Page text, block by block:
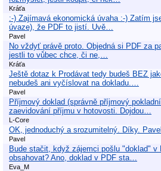
Kráťa
:-) Zajímavá ekonomická úvaha :-) Zatím
úvaze), že PDF to jistí. Uvě…
Pavel
No vždyť právě proto. Objedná si PDF za
jestli to vůbec chce, či ne,…
Kráťa
Ještě dotaz k Prodávat tedy budeš BEZ
nebudeš ani vyčíslovat na dokladu.…
Pavel
Příjmový doklad (správně příjmový
zaevidování příjmu v hotovosti. Dojdou…
L-Core
OK, jednoduchý a srozumitelný. Díky. Pavel
Pavel
Bude stačit, když zájemci pošlu "doklad" v
obsahovat? Ano, doklad v PDF sta…
Eva_M